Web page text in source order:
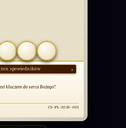
SANCTORUM
OBCOWANIE ŚWIĘTYCH